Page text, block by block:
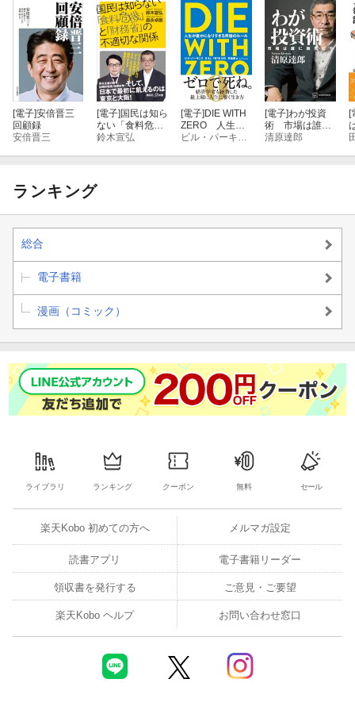
[電子]安倍晋三
回顧録
安倍晋三
[電子]国民は知ら
ない「食料危
機」と「財務
鈴木宣弘
[電子]DIE WITH
ZERO 人生が
豊かになりすぎ
[電子]わが投資
術 市場は誰に
微笑むか
清原達郎
[
ランキング
総合
電子書籍
漫画（コミック）
ライブラリ ランキング クーポン 無料 セール
楽天Kobo 初めての方へ メルマガ設定
読書アプリ 電子書籍リーダー
領収書を発行する ご意見・ご要望
楽天Kobo ヘルプ お問い合わせ窓口